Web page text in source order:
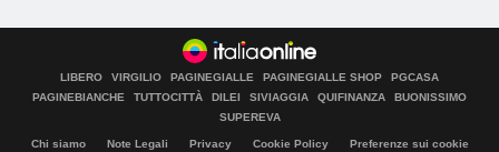
LIBERO VIRGILIO PAGINEGIALLE PAGINEGIALLE SHOP
PGCASA
PAGINEBIANCHE
TUTTOCITTÀ DILEI SIVIAGGIA QUIFINANZA
BUONISSIMO
SUPEREVA
Chi siamo Note Legali Privacy Cookie Policy
Preferenze sui cookie